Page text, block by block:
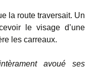
la route traversait. Un
le visage d’une
les carreaux.
avoué ses